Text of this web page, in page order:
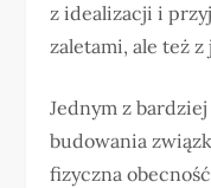
z idealizacji i
zaletami, ale też
Jednym z
budowania
fizyczna